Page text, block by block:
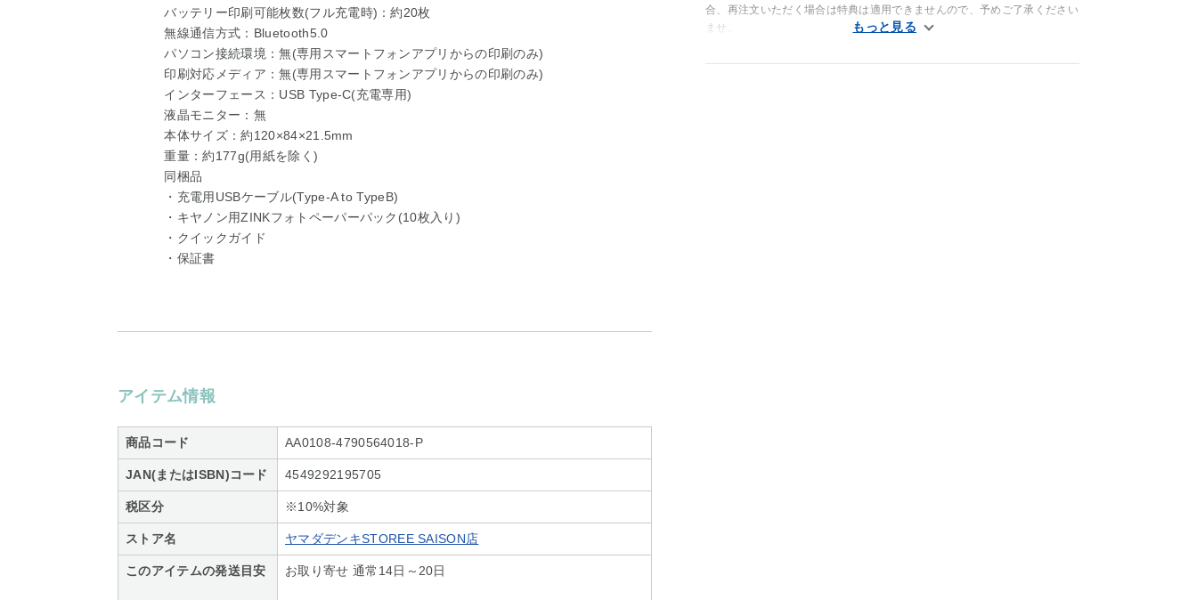
バッテリー印刷可能枚数(フル充電時)：約20枚
無線通信方式：Bluetooth5.0
パソコン接続環境：無(専用スマートフォンアプリからの印刷のみ)
印刷対応メディア：無(専用スマートフォンアプリからの印刷のみ)
インターフェース：USB Type-C(充電専用)
液晶モニター：無
本体サイズ：約120×84×21.5mm
重量：約177g(用紙を除く)
同梱品
・充電用USBケーブル(Type-A to TypeB)
・キヤノン用ZINKフォトペーパーパック(10枚入り)
・クイックガイド
・保証書
アイテム情報
商品コード AA0108-4790564018-P
JAN(またはISBN)コード 4549292195705
税区分 ※10%対象
ストア名 ヤマダデンキSTOREE SAISON店
このアイテムの発送目安 お取り寄せ 通常14日～20日
合、再注文いただく場合は特典は適用できませんので、予めご了承ください
ませ。